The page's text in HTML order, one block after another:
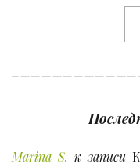
Marina S. к записи